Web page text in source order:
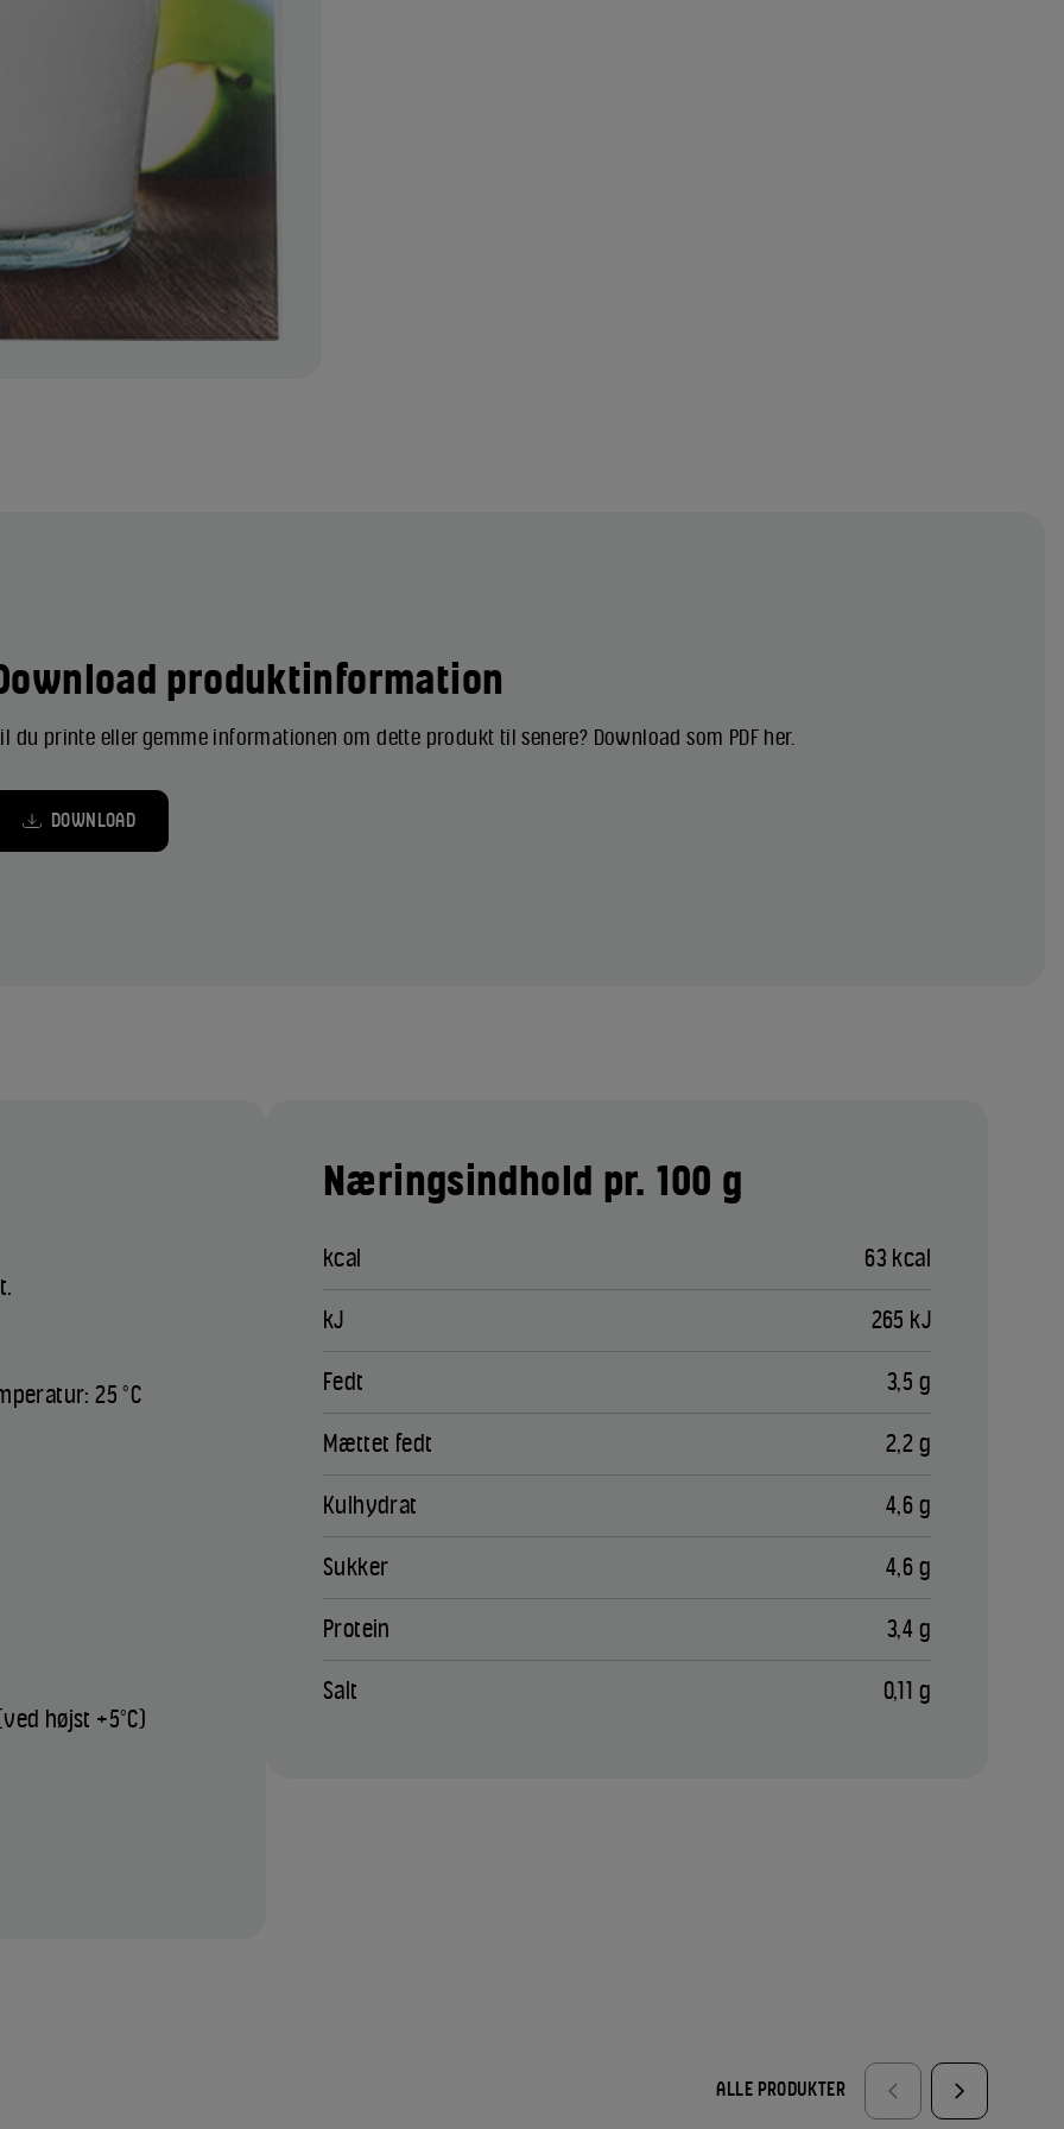
produktinformation
du printe eller gemme informationen om dette produkt til senere? Download som PDF her.
DOWNLOAD
25 °C
højst +5°C)
Næringsindhold pr. 100 g
kcal 63 kcal
kJ 265 kJ
Fedt 3,5 g
Mættet fedt 2,2 g
Kulhydrat 4,6 g
Sukker 4,6 g
Protein 3,4 g
Salt 0,11 g
ALLE PRODUKTER